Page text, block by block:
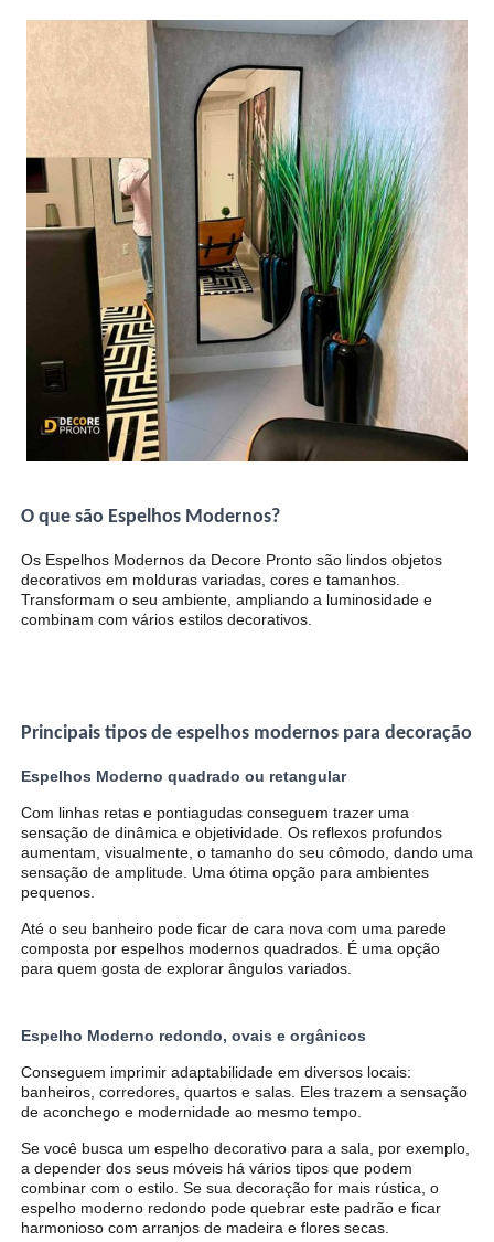
O que são Espelhos Modernos?
Os Espelhos Modernos da Decore Pronto são lindos objetos
decorativos em molduras variadas, cores e tamanhos.
Transformam o seu ambiente, ampliando a luminosidade e
combinam com vários estilos decorativos.
Principais tipos de espelhos modernos para decoração
Espelhos Moderno quadrado ou retangular
Com linhas retas e pontiagudas conseguem trazer uma
sensação de dinâmica e objetividade. Os reflexos profundos
aumentam, visualmente, o tamanho do seu cômodo, dando uma
sensação de amplitude. Uma ótima opção para ambientes
pequenos.
Até o seu banheiro pode ficar de cara nova com uma parede
composta por espelhos modernos quadrados. É uma opção
para quem gosta de explorar ângulos variados.
Espelho Moderno redondo, ovais e orgânicos
Conseguem imprimir adaptabilidade em diversos locais:
banheiros, corredores, quartos e salas. Eles trazem a sensação
de aconchego e modernidade ao mesmo tempo.
Se você busca um espelho decorativo para a sala, por exemplo,
a depender dos seus móveis há vários tipos que podem
combinar com o estilo. Se sua decoração for mais rústica, o
espelho moderno redondo pode quebrar este padrão e ficar
harmonioso com arranjos de madeira e flores secas.